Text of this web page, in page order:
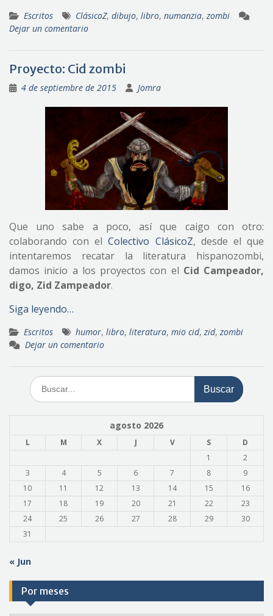
Escritos ClásicoZ, dibujo, libro, numanzia, zombi
Dejar un comentario
Proyecto: Cid zombi
4 de septiembre de 2015 Jomra
Que uno sabe a poco, así que caigo con otro:
colaborando con elColectivo ClásicoZ, desde el que
intentaremos recatar la literatura hispanozombi,
damos inicio a los proyectos con el Cid Campeador,
digo, Zid Zampeador.
Siga leyendo…
Escritos humor, libro, literatura, mio cid, zid, zombi
Dejar un comentario
Buscar:
agosto 2026
L M X J V S
D
1
2
3
4 5 6 7 8
9
10
11 12 13 14 15
16
17
18 19 20 21 22
23
24
25 26 27 28 29
30
31
« Jun
Por meses